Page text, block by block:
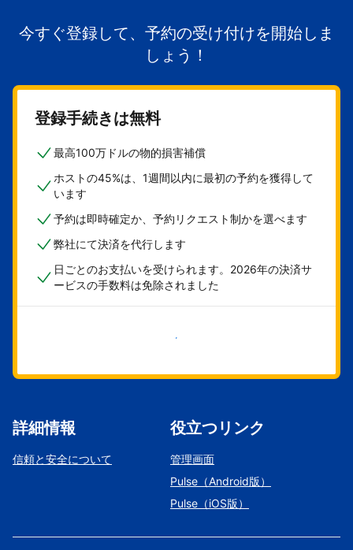
今すぐ登録して、予約の受け付けを開始しま
しょう！
登録手続きは無料
最高100万ドルの物的損害補償
ホストの45%は、1週間以内に最初の予約を獲得して
います
予約は即時確定か、予約リクエスト制かを選べます
弊社にて決済を代行します
日ごとのお支払いを受けられます。2026年の決済サ
ービスの手数料は免除されました
今すぐ始める
詳細情報
信頼と安全について
役立つリンク
管理画面
Pulse（Android版）
Pulse（iOS版）